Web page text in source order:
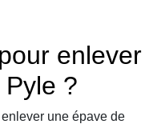
enlever
?
une épave de